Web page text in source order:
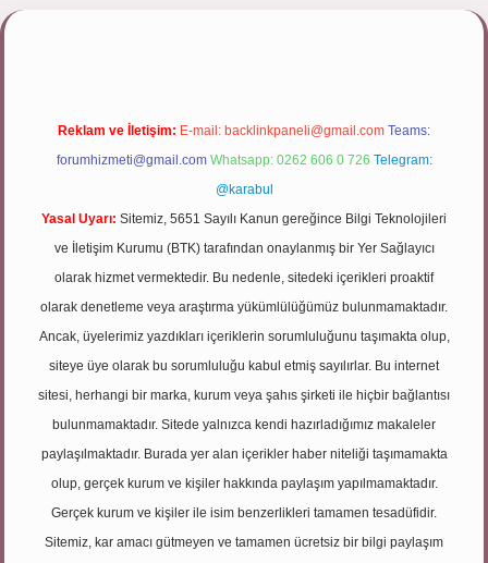
Reklam ve İletişim: E-mail: backlinkpaneli@gmail.com Teams:
forumhizmeti@gmail.com Whatsapp: 0262 606 0 726 Telegram:
@karabul
Yasal Uyarı: Sitemiz, 5651 Sayılı Kanun gereğince Bilgi Teknolojileri
ve İletişim Kurumu (BTK) tarafından onaylanmış bir Yer Sağlayıcı
olarak hizmet vermektedir. Bu nedenle, sitedeki içerikleri proaktif
olarak denetleme veya araştırma yükümlülüğümüz bulunmamaktadır.
Ancak, üyelerimiz yazdıkları içeriklerin sorumluluğunu taşımakta olup,
siteye üye olarak bu sorumluluğu kabul etmiş sayılırlar. Bu internet
sitesi, herhangi bir marka, kurum veya şahıs şirketi ile hiçbir bağlantısı
bulunmamaktadır. Sitede yalnızca kendi hazırladığımız makaleler
paylaşılmaktadır. Burada yer alan içerikler haber niteliği taşımamakta
olup, gerçek kurum ve kişiler hakkında paylaşım yapılmamaktadır.
Gerçek kurum ve kişiler ile isim benzerlikleri tamamen tesadüfidir.
Sitemiz, kar amacı gütmeyen ve tamamen ücretsiz bir bilgi paylaşım